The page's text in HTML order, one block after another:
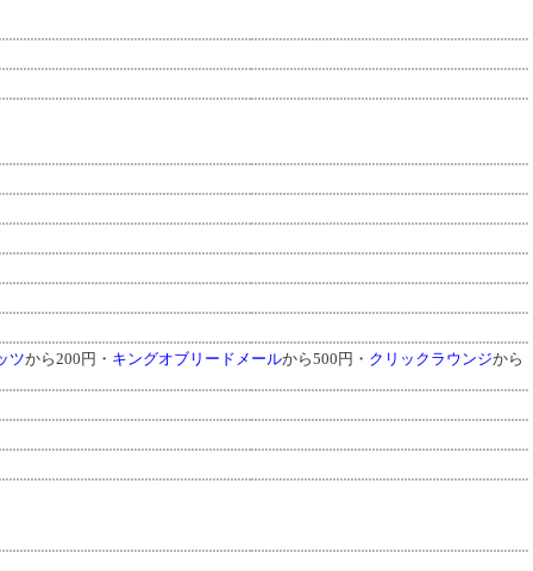
ツから200円・ キングオブリードメールから500円・ クリックラウンジから